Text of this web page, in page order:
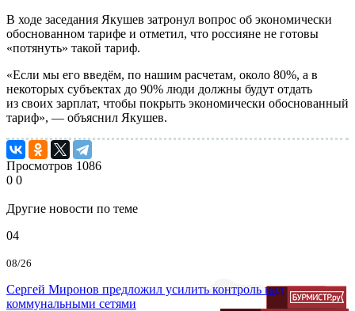
В ходе заседания Якушев затронул вопрос об экономически
обоснованном тарифе и отметил, что россияне не готовы
«потянуть» такой тариф.
«Если мы его введём, по нашим расчетам, около 80%, а в
некоторых субъектах до 90% люди должны будут отдать
из своих зарплат, чтобы покрыть экономически обоснованный
тариф», — объяснил Якушев.
Просмотров 1086
0 0
Другие новости по теме
04
08/26
Сергей Миронов предложил усилить контроль над
коммунальными сетями